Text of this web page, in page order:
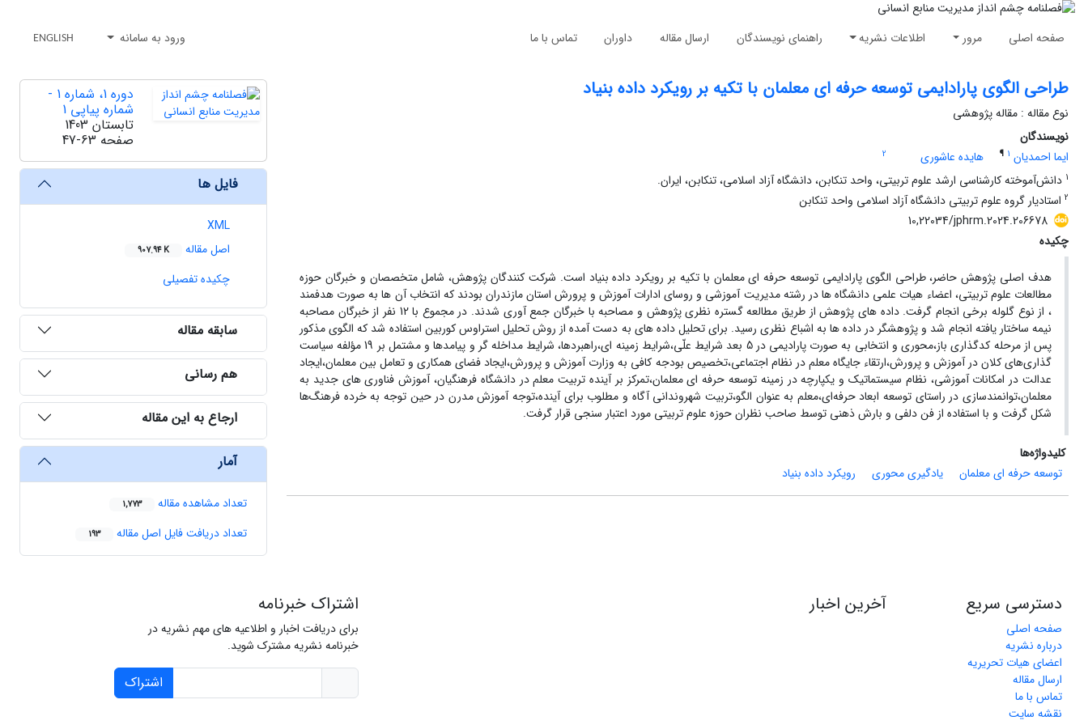
صفحه اصلی مرور اطلاعات نشریه راهنمای نویسندگان ارسال مقاله داوران تماس با ما ورود به سامانه ENGLISH
طراحی الگوی پارادایمی توسعه حرفه ای معلمان با تکیه بر رویکرد داده بنیاد
نوع مقاله : مقاله پژوهشی
نویسندگان
ایما احمدیان 1
¶ هایده عاشوری
2
1 دانش‌آموخته کارشناسی ارشد علوم تربیتی، واحد تنکابن، دانشگاه آزاد اسلامی، تنکابن، ایران.
2 استادیار گروه علوم تربیتی دانشگاه آزاد اسلامی واحد تنکابن
10,22034/jphrm.2024.206678
چکیده
هدف اصلی پژوهش حاضر، طراحی الگوی پارادایمی توسعه حرفه ای معلمان با تکیه بر رویکرد داده بنیاد است. شرکت کنندگان پژوهش، شامل متخصصان و خبرگان حوزه
مطالعات علوم تربیتی، اعضاء هیات علمی دانشگاه ها در رشته مدیریت آموزشی و روسای ادارات آموزش و پرورش استان مازندران بودند که انتخاب آن ها به صورت هدفمند
، از نوع گلوله برخی انجام گرفت. داده های پژوهش از طریق مطالعه گستره نظری پژوهش و مصاحبه با خبرگان جمع آوری شدند. در مجموع با 12 نفر از خبرگان مصاحبه
نیمه ساختار یافته انجام شد و پژوهشگر در داده ها به اشباع نظری رسید. برای تحلیل داده های به دست آمده از روش تحلیل استراوس کوربین استفاده شد که الگوی مذکور
پس از مرحله کدگذاری باز،محوری و انتخابی به صورت پارادیمی در 5 بعد شرایط علّی،شرایط زمینه ای،راهبردها، شرایط مداخله گر و پیامدها و مشتمل بر 19 مؤلفه سیاست
گذاری‌های کلان در آموزش و پرورش،ارتقاء جایگاه معلم در نظام اجتماعی،تخصیص بودجه کافی به وزارت آموزش و پرورش،ایجاد فضای همکاری و تعامل بین معلمان،ایجاد
عدالت در امکانات آموزشی، نظام سیستماتیک و یکپارچه در زمینه توسعه حرفه ای معلمان،تمرکز بر آینده تربیت معلم در دانشگاه فرهنگیان، آموزش فناوری های جدید به
معلمان،توانمندسازی در راستای توسعه ابعاد حرفه‌ای،معلم به عنوان الگو،تربیت شهروندانی آگاه و مطلوب برای آینده،توجه آموزش مدرن در حین توجه به خرده فرهنگ‌ها
شکل گرفت و با استفاده از فن دلفی و بارش ذهنی توسط صاحب نظران حوزه علوم تربیتی مورد اعتبار سنجی قرار گرفت.
کلیدواژه‌ها
توسعه حرفه ای معلمان
یادگیری محوری رویکرد داده بنیاد
دوره 1، شماره 1 -
شماره پیاپی 1
تابستان 1403
صفحه 47-63
فایل ها
XML
اصل مقاله
907.94 K
چکیده تفصیلی
سابقه مقاله
هم رسانی
ارجاع به این مقاله
آمار
تعداد مشاهده مقاله 1,773
تعداد دریافت فایل اصل مقاله 193
دسترسی سریع
صفحه اصلی
درباره نشریه
اعضای هیات تحریریه
ارسال مقاله
تماس با ما
نقشه سایت
آخرین اخبار اشتراک خبرنامه
برای دریافت اخبار و اطلاعیه های مهم نشریه در
خبرنامه نشریه مشترک شوید.
اشتراک